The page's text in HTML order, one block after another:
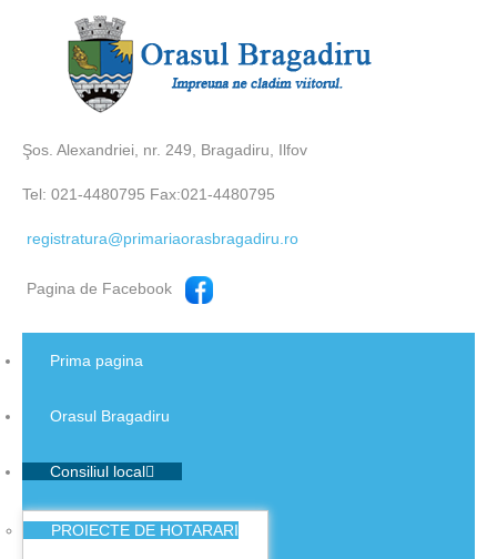
Şos. Alexandriei, nr. 249, Bragadiru, Ilfov
Tel: 021-4480795 Fax:021-4480795
registratura@primariaorasbragadiru.ro
Pagina de Facebook
Prima pagina
Orasul Bragadiru
Consiliul local
PROIECTE DE HOTARARI